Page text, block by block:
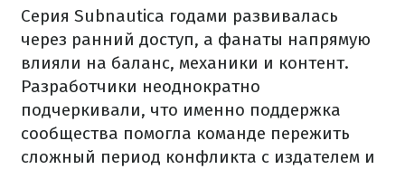
Серия Subnautica годами развивалась
через ранний доступ, а фанаты напрямую
влияли на баланс, механики и контент.
Разработчики неоднократно
подчеркивали, что именно поддержка
сообщества помогла команде пережить
сложный период конфликта с издателем и